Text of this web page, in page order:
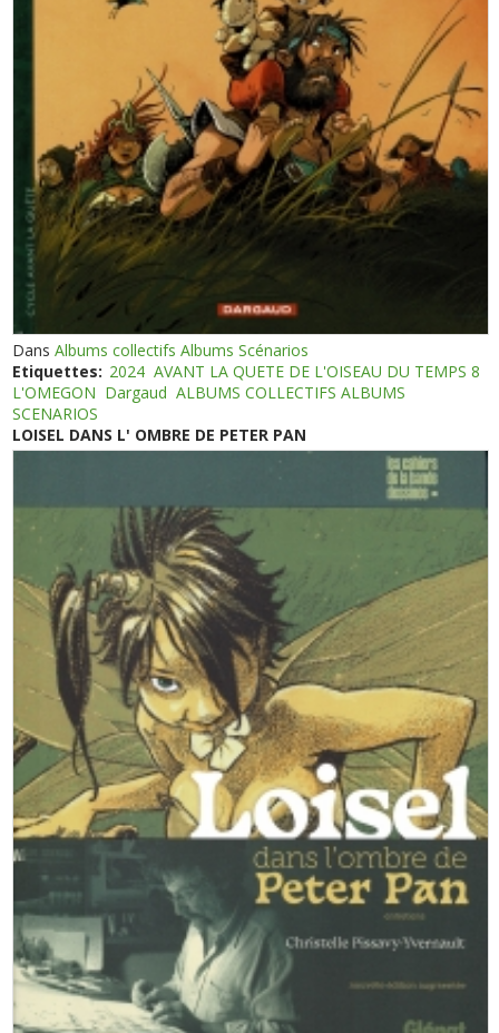
DansAlbums collectifs Albums Scénarios
Etiquettes: 2024 AVANT LA QUETE DE L'OISEAU DU TEMPS 8
L'OMEGON Dargaud ALBUMS COLLECTIFS ALBUMS
SCENARIOS
LOISEL DANS L' OMBRE DE PETER PAN